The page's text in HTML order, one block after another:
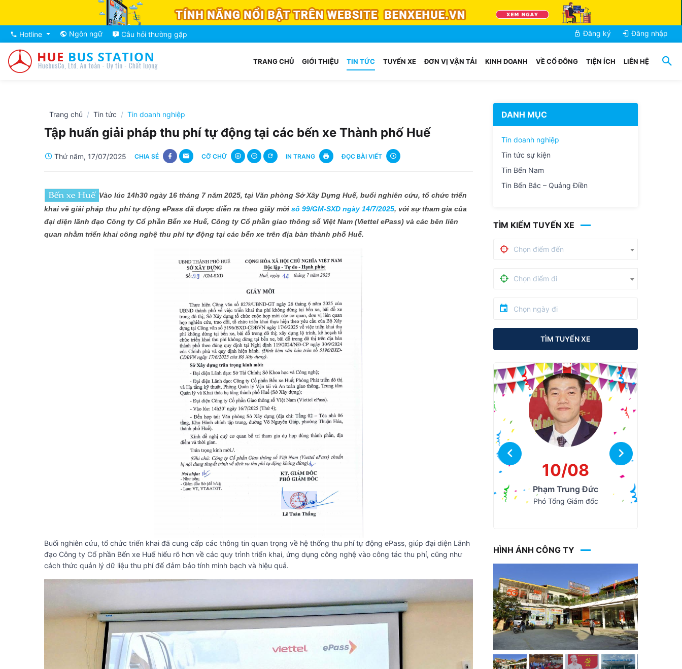
Hotline Ngôn ngữ Câu hỏi thường gặp Đăng ký Đăng nhập
TRANG CHỦ GIỚI THIỆU TIN TỨC TUYẾN XE ĐƠN VỊ VẬN TẢI KINH DOANH VỀ CỔ ĐÔNG TIỆN ÍCH LIÊN HỆ
Trang chủ Tin tức Tin doanh nghiệp
Tập huấn giải pháp thu phí tự động tại các bến xe Thành phố Huế
Thứ năm, 17/07/2025 CHIA SẺ CỠ CHỮ IN TRANG ĐỌC BÀI VIẾT
Vào lúc 14h30 ngày 16 tháng 7 năm 2025, tại Văn phòng Sở Xây Dựng Huế, buổi nghiên cứu, tổ chức triển
khai về giải pháp thu phí tự động ePass đã được diễn ra theo giấy mời số 99/GM-SXD ngày 14/7/2025, với sự tham gia của
đại diện lãnh đạo Công ty Cổ phần Bến xe Huế, Công ty Cổ phần giao thông số Việt Nam (Viettel ePass) và các bên liên
quan nhằm triển khai công nghệ thu phí tự động tại các bến xe trên địa bàn thành phố Huế.
Buổi nghiên cứu, tổ chức triển khai đã cung cấp các thông tin quan trọng về hệ thống thu phí tự động ePass, giúp đại diện Lãnh
đạo Công ty Cổ phần Bến xe Huế hiểu rõ hơn về các quy trình triển khai, ứng dụng công nghệ vào công tác thu phí, cũng như
cách thức quản lý dữ liệu thu phí để đảm bảo tính minh bạch và hiệu quả.
DANH MỤC
Tin doanh nghiệp
Tin tức sự kiện
Tin Bến Nam
Tin Bến Bắc – Quảng Điền
TÌM KIẾM TUYẾN XE
Chọn điểm đến
Chọn điểm đi
TÌM TUYẾN XE
10/08
Phạm Trung Đức
Phó Tổng Giám đốc
HÌNH ẢNH CÔNG TY